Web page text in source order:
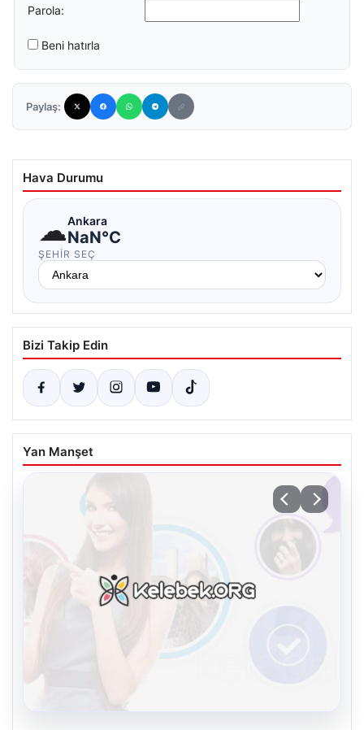
Parola:
Beni hatırla
Paylaş:
Hava Durumu
☁Ankara
NaN°C
ŞEHIR SEÇ
Bizi Takip Edin
Yan Manşet